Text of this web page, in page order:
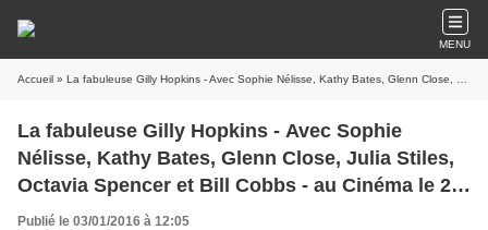
MENU
Accueil » La fabuleuse Gilly Hopkins - Avec Sophie Nélisse, Kathy Bates, Glenn Close, Julia Stiles, Octavia Spencer et Bill Cobbs - au Cinéma le 24 Février 2016
La fabuleuse Gilly Hopkins - Avec Sophie
Nélisse, Kathy Bates, Glenn Close, Julia Stiles,
Octavia Spencer et Bill Cobbs - au Cinéma le 24
Février 2016
Publié le 03/01/2016 à 12:05